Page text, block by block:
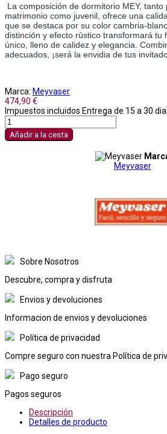
La composición de dormitorio MEY,
matrimonio como juvenil, ofrece una
que se destaca por su color cambria-
distinción y efecto rústico transformará tu
único, lleno de calidez y elegancia.
adecuados, ¡será la envidia de tus
Marca: Meyvaser
474,90 €
Impuestos incluidos Entrega de 15 a 30
Añadir a la cesta
Meyvaser
Sobre Nosotros
Descubre, compra y disfruta
Envios y devoluciones
Informacion de envios y devoluciones
Política de privacidad
Compre seguro con nuestra Política de
Pago seguro
Pagos seguros
Descripción
Detalles de producto